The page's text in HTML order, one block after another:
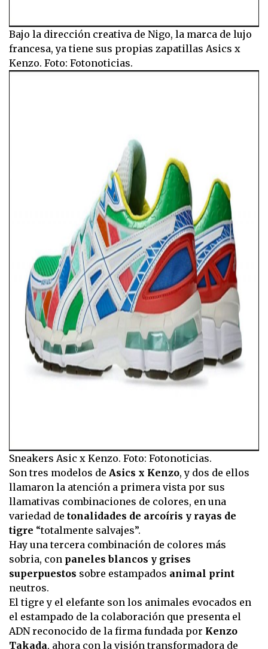
Bajo la dirección creativa de Nigo, la marca de lujo
francesa, ya tiene sus propias zapatillas Asics x
Kenzo. Foto: Fotonoticias.
Sneakers Asic x Kenzo. Foto: Fotonoticias.
Son tres modelos de Asics x Kenzo, y dos de ellos
llamaron la atención a primera vista por sus
llamativas combinaciones de colores, en una
variedad de tonalidades de arcoíris y rayas de
tigre “totalmente salvajes”.
Hay una tercera combinación de colores más
sobria, con paneles blancos y grises
superpuestos sobre estampados animal print
neutros.
El tigre y el elefante son los animales evocados en
el estampado de la colaboración que presenta el
ADN reconocido de la firma fundada por Kenzo
Takada, ahora con la visión transformadora de